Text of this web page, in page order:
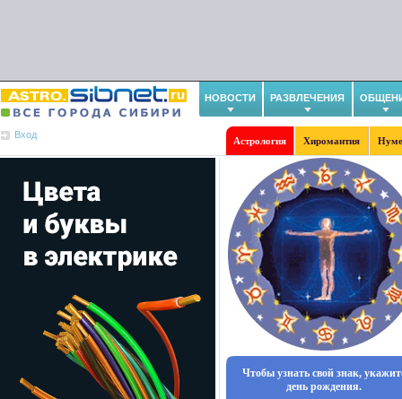
НОВОСТИ РАЗВЛЕЧЕНИЯ
Вход
Астрология Хиромантия
Чтобы узнать свой знак,
день рождения.